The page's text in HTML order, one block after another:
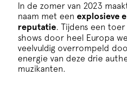
In de zomer van 2023
naam met een explosieve
reputatie. Tijdens een
shows door heel Europa
veelvuldig overrompeld
energie van deze drie
muzikanten.